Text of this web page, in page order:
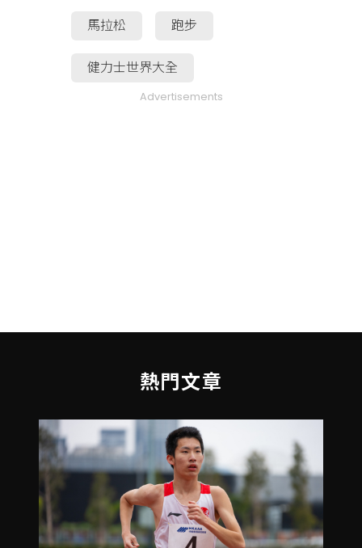
馬拉松 跑步
健力士世界大全
Advertisements
熱門文章